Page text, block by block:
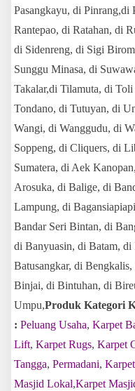
Pasangkayu, di Pinrang,di
Rantepao, di Ratahan, di
di Sidenreng, di Sigi
Sunggu Minasa, di
Takalar,di Tilamuta, di
Tondano, di Tutuyan, di
Wangi, di Wanggudu, di
Soppeng, di Cliquers, di
Sumatera, di Aek
Arosuka, di Balige, di
Lampung, di
Bandar Seri Bintan, di
di Banyuasin, di Batam, di
Batusangkar, di
Binjai, di Bintuhan, di
Umpu,Produk Kategori
: Peluang Usaha, Karpet
Lift, Karpet Rugs, Karpet
Tangga, Permadani,
Masjid Lokal,Karpet